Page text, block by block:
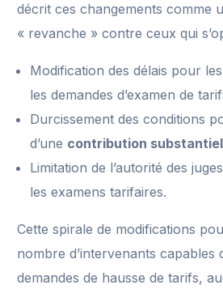
décrit ces changements comme
« revanche » contre ceux qui
Modification des délais pour
les demandes d’examen de
Durcissement des conditions
d’une contribution
Limitation de l’autorité des
les examens tarifaires.
Cette spirale de modifications
nombre d’intervenants capables
demandes de hausse de tarifs,